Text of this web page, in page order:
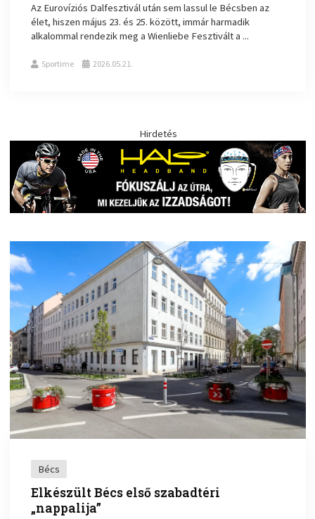
Az Eurovíziós Dalfesztivál után sem lassul le Bécsben az
élet, hiszen május 23. és 25. között, immár harmadik
alkalommal rendezik meg a Wienliebe Fesztivált a ...
Sportime 2026.05.21.
Hirdetés
Bécs
Elkészült Bécs első szabadtéri
„nappalija”